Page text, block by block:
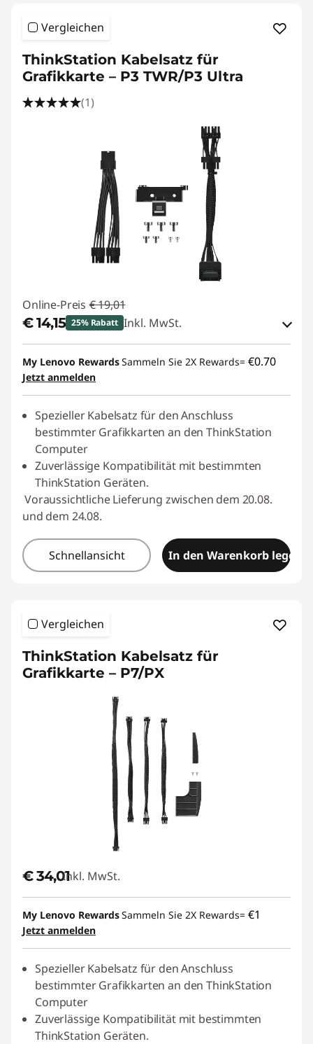
Vergleichen
ThinkStation Kabelsatz für
Grafikkarte – P3 TWR/P3 Ultra
(1)
Online-Preis € 19,01
€ 14,15 25% Rabatt Inkl. MwSt.
eCoupon-Rabatt :-€ 4,86
eCoupon :THINKDEAL
My Lenovo RewardsSammeln Sie 2X Rewards= €0.70
Jetzt anmelden
Spezieller Kabelsatz für den Anschluss
bestimmter Grafikkarten an den ThinkStation
Computer
Zuverlässige Kompatibilität mit bestimmten
ThinkStation Geräten.
Voraussichtliche Lieferung zwischen dem 20.08.
und dem 24.08.
Schnellansicht In den Warenkorb legen
Vergleichen
ThinkStation Kabelsatz für
Grafikkarte – P7/PX
€ 34,01Inkl. MwSt.
My Lenovo RewardsSammeln Sie 2X Rewards= €1
Jetzt anmelden
Spezieller Kabelsatz für den Anschluss
bestimmter Grafikkarten an den ThinkStation
Computer
Zuverlässige Kompatibilität mit bestimmten
ThinkStation Geräten.